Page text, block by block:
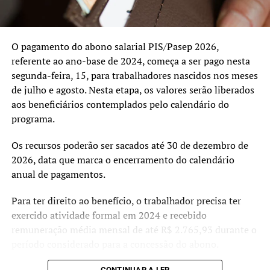
Com o novo reajuste, a distribuidora afirma que a
atualização tarifária segue os critérios previstos pela
envolvidos na prestação do serviço de fornecimento de
energia.
O pagamento do abono salarial PIS/Pasep 2026,
referente ao ano-base de 2024, começa a ser pago nesta
segunda-feira, 15, para trabalhadores nascidos nos meses
de julho e agosto. Nesta etapa, os valores serão liberados
aos beneficiários contemplados pelo calendário do
programa.
Os recursos poderão ser sacados até 30 de dezembro de
2026, data que marca o encerramento do calendário
anual de pagamentos.
Para ter direito ao benefício, o trabalhador precisa ter
exercido atividade formal em 2024 e recebido
remuneração média mensal de até R$ 2.765,93 durante o